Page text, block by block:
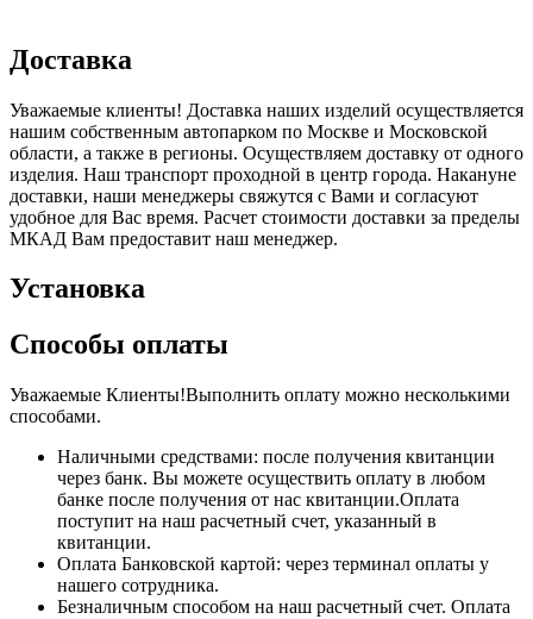
Доставка
Уважаемые клиенты! Доставка наших изделий осуществляется
нашим собственным автопарком по Москве и Московской
области, а также в регионы. Осуществляем доставку от одного
изделия. Наш транспорт проходной в центр города. Накануне
доставки, наши менеджеры свяжутся с Вами и согласуют
удобное для Вас время. Расчет стоимости доставки за пределы
МКАД Вам предоставит наш менеджер.
Установка
Способы оплаты
Уважаемые Клиенты!Выполнить оплату можно несколькими
способами.
Наличными средствами: после получения квитанции
через банк. Вы можете осуществить оплату в любом
банке после получения от нас квитанции.Оплата
поступит на наш расчетный счет, указанный в
квитанции.
Оплата Банковской картой: через терминал оплаты у
нашего сотрудника.
Безналичным способом на наш расчетный счет. Оплата